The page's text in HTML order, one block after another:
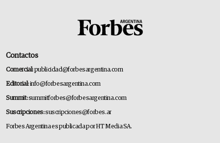
Contactos
Comercial:publicidad@forbesargentina.com
Editorial:info@forbesargentina.com
Summit:summitforbes@forbesargentina.com
Suscripciones:suscripciones@forbes.ar
Forbes Argentina es publicada por HT Media SA.